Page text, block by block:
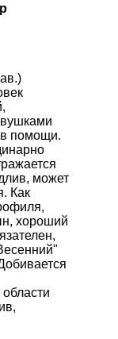
в помощи.
может
Как
хороший